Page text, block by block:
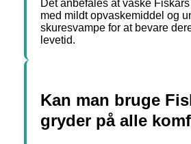
Det anbefales at vaske
med mildt opvaskemiddel og
skuresvampe for at bevare
levetid.
Kan man bruge
gryder på alle